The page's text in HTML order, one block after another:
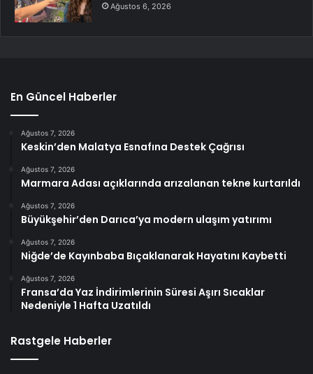
Ağustos 6, 2026
En Güncel Haberler
Ağustos 7, 2026
Keskin’den Malatya Esnafına Destek Çağrısı
Ağustos 7, 2026
Marmara Adası açıklarında arızalanan tekne kurtarıldı
Ağustos 7, 2026
Büyükşehir’den Darıca’ya modern ulaşım yatırımı
Ağustos 7, 2026
Niğde’de Kayınbaba Bıçaklanarak Hayatını Kaybetti
Ağustos 7, 2026
Fransa’da Yaz İndirimlerinin Süresi Aşırı Sıcaklar
Nedeniyle 1 Hafta Uzatıldı
Rastgele Haberler